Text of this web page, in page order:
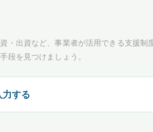
・出資など、事業者が活用できる支援
段を見つけましょう。
する